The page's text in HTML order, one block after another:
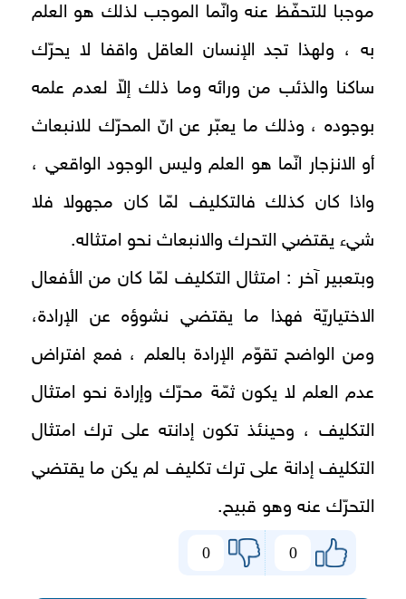
موجبا للتحفّظ عنه وانّما الموجب لذلك هو العلم
به ، ولهذا تجد الإنسان العاقل واقفا لا يحرّك
ساكنا والذئب من ورائه وما ذلك إلاّ لعدم علمه
بوجوده ، وذلك ما يعبّر عن انّ المحرّك للانبعاث
أو الانزجار انّما هو العلم وليس الوجود الواقعي ،
واذا كان كذلك فالتكليف لمّا كان مجهولا فلا
شيء يقتضي التحرك والانبعاث نحو امتثاله.
وبتعبير آخر : امتثال التكليف لمّا كان من الأفعال
الاختياريّة فهذا ما يقتضي نشوؤه عن الإرادة،
ومن الواضح تقوّم الإرادة بالعلم ، فمع افتراض
عدم العلم لا يكون ثمّة محرّك وإرادة نحو امتثال
التكليف ، وحينئذ تكون إدانته على ترك امتثال
التكليف إدانة على ترك تكليف لم يكن ما يقتضي
التحرّك عنه وهو قبيح.
0
0